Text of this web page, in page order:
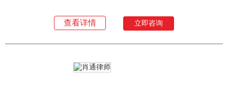
查看详情 立即咨询